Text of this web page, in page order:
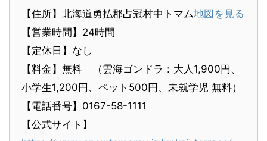
【住所】北海道勇払郡占冠村中トマム地図を見る
【営業時間】24時間
【定休日】なし
【料金】無料 （雲海ゴンドラ：大人1,900円、
小学生1,200円、ペット500円、未就学児 無料）
【電話番号】0167-58-1111
【公式サイト】